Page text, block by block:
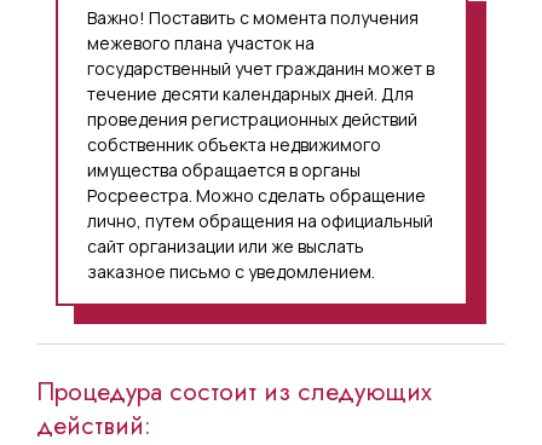
Важно! Поставить с момента получения
межевого плана участок на
государственный учет гражданин может в
течение десяти календарных дней. Для
проведения регистрационных действий
собственник объекта недвижимого
имущества обращается в органы
Росреестра. Можно сделать обращение
лично, путем обращения на официальный
сайт организации или же выслать
заказное письмо с уведомлением.
Процедура состоит из следующих
действий: